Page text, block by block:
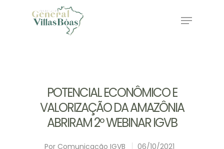
POTENCIAL ECONÔMICO E
VALORIZAÇÃO DA AMAZÔNIA
ABRIRAM 2º WEBINAR IGVB
Por Comunicação IGVB
06/10/2021